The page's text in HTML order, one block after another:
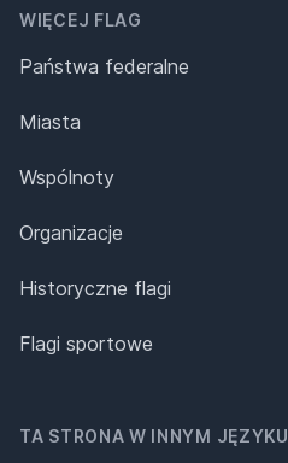
WIĘCEJ FLAG
Państwa federalne
Miasta
Wspólnoty
Organizacje
Historyczne flagi
Flagi sportowe
TA STRONA W INNYM JĘZYKU